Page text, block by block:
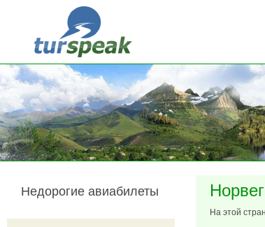
Перейти к основному содержанию
На этой
Недорогие авиабилеты